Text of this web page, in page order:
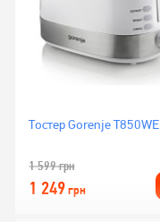
Тостер Gorenje T850WE
1 599грн
1 249грн